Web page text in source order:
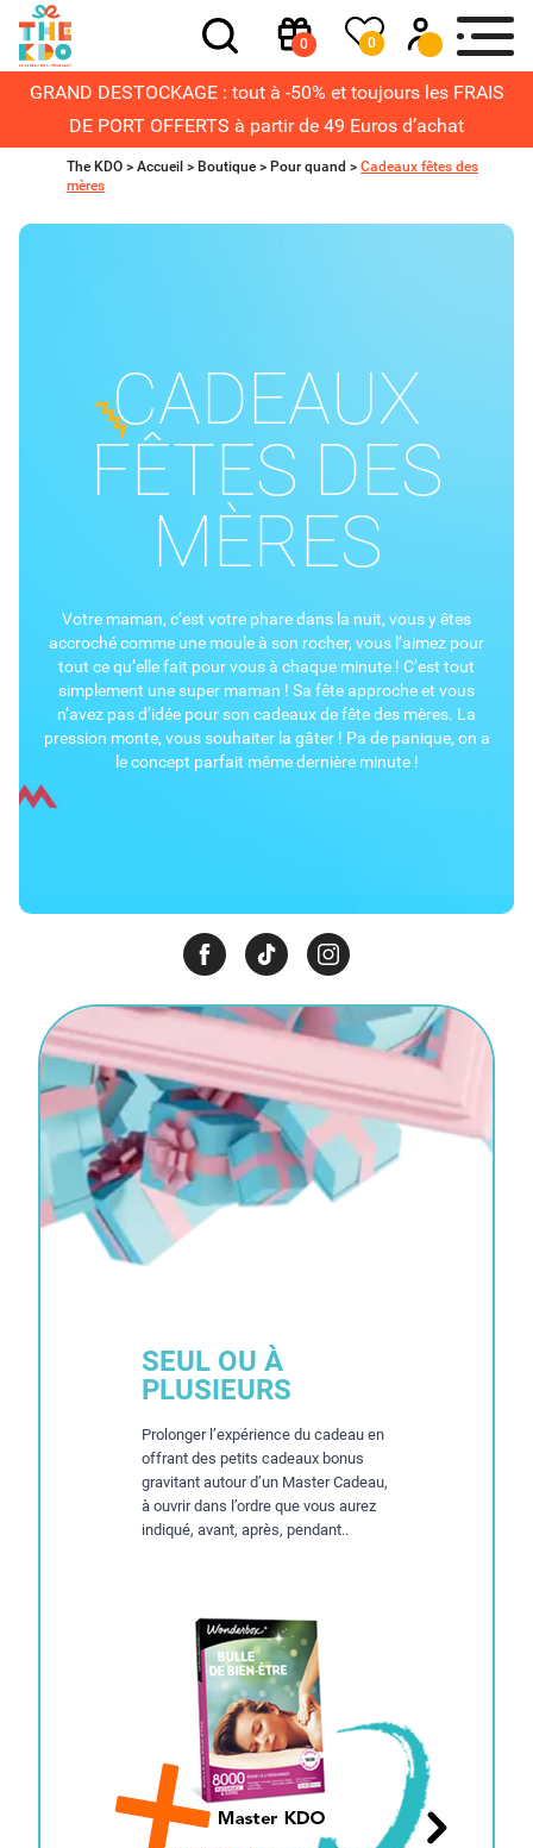
0 0
GRAND DESTOCKAGE : tout à -50% et toujours les FRAIS
DE PORT OFFERTS à partir de 49 Euros d’achat
The KDO > Accueil > Boutique > Pour quand > Cadeaux fêtes des
mères
CADEAUX
FÊTES DES
MÈRES
Votre maman, c’est votre phare dans la nuit, vous y êtes
accroché comme une moule à son rocher, vous l’aimez pour
tout ce qu’elle fait pour vous à chaque minute ! C’est tout
simplement une super maman ! Sa fête approche et vous
n’avez pas d’idée pour son cadeaux de fête des mères. La
pression monte, vous souhaiter la gâter ! Pa de panique, on a
le concept parfait même dernière minute !
SEUL OU À
PLUSIEURS
Prolonger l’expérience du cadeau en
offrant des petits cadeaux bonus
gravitant autour d’un Master Cadeau,
à ouvrir dans l’ordre que vous aurez
indiqué, avant, après, pendant..